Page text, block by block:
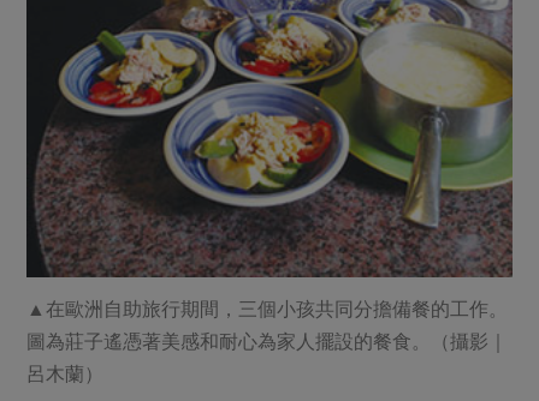
▲在歐洲自助旅行期間，三個小孩共同分擔備餐的工作。
圖為莊子遙憑著美感和耐心為家人擺設的餐食。（攝影｜
呂木蘭）